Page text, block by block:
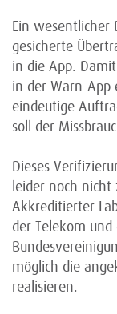
Ein wesentlicher
gesicherte
in die App.
in der Warn-
eindeutige
soll der
Dieses
leider noch
Akkreditierter
der Telekom und
möglich die
realisieren.